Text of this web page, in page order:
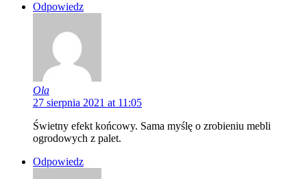
Odpowiedz
Ola
27 sierpnia 2021 at 11:05
Świetny efekt końcowy. Sama myślę o zrobieniu mebli
ogrodowych z palet.
Odpowiedz